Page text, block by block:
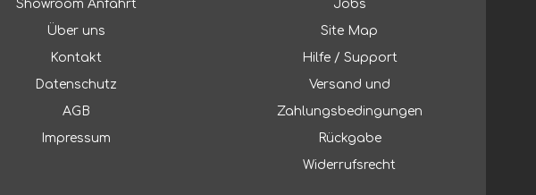
Showroom Anfahrt
Über uns
Kontakt
Datenschutz
AGB
Impressum
Jobs
Site Map
Hilfe / Support
Versand und
Zahlungsbedingungen
Rückgabe
Widerrufsrecht